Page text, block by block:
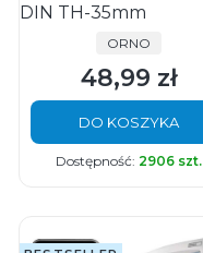
DIN TH-35mm
PRODUCENT
ORNO
Cena
48,99 zł
DO KOSZYKA
Dostępność: 2906 szt.